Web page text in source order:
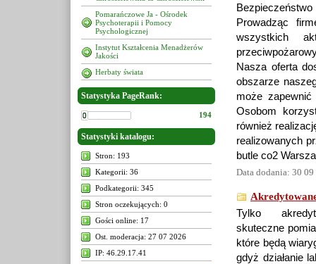
Pomarańczowe Ja - Ośrodek
Psychoterapii i Pomocy
Psychologicznej
Instytut Kształcenia Menadżerów
Jakości
Herbaty świata
Statystyka PageRank:
194
Statystyki katalogu:
Stron: 193
Kategorii: 36
Podkategorii: 345
Stron oczekujących: 0
Gości online: 17
Ost. moderacja: 27 07 2026
IP: 46.29.17.41
Prowadząc
wszystkich
Nasza oferta
obszarze
może
Osobom
również
realizowanych
butle co2
Data dodania: 30
Tylko
skuteczne
które będą
gdyż działanie